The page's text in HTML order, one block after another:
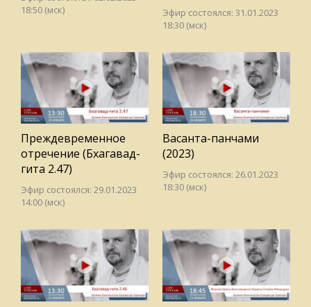
18:50 (мск)
Эфир состоялся: 31.01.2023
18:30 (мск)
Преждевременное
отречение (Бхагавад-
гита 2.47)
Эфир состоялся: 29.01.2023
14:00 (мск)
Васанта-панчами
(2023)
Эфир состоялся: 26.01.2023
18:30 (мск)